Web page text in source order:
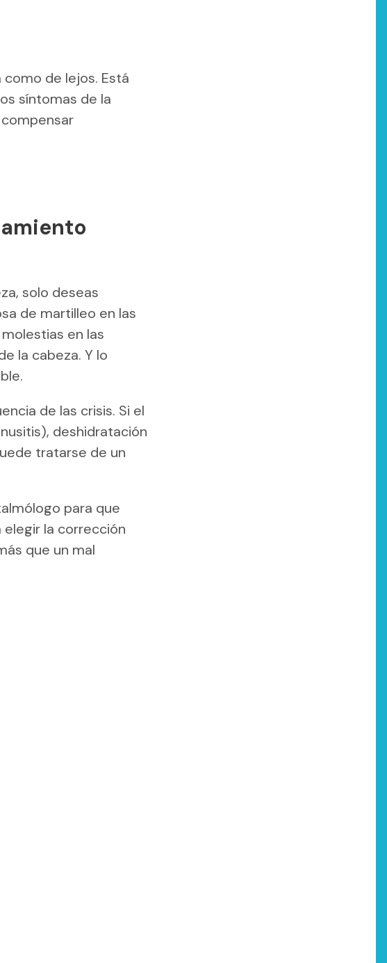
de lejos. Está
síntomas de la
solo deseas
de martilleo en las
en las
la cabeza. Y lo
de las crisis. Si el
deshidratación
tratarse de un
para que
la corrección
que un mal